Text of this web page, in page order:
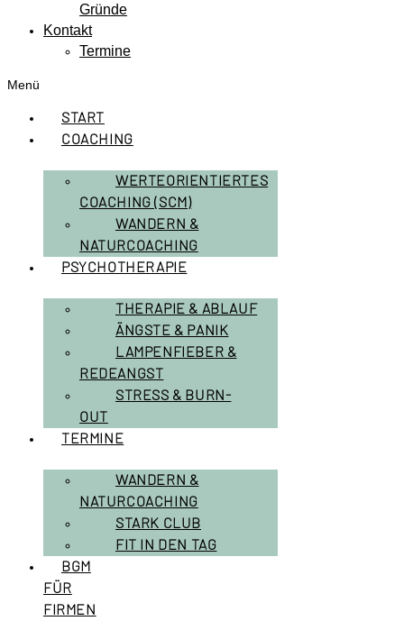
Gründe
Kontakt
Termine
Menü
START
COACHING
WERTEORIENTIERTES
COACHING (SCM)
WANDERN &
NATURCOACHING
PSYCHOTHERAPIE
THERAPIE & ABLAUF
ÄNGSTE & PANIK
LAMPENFIEBER &
REDEANGST
STRESS & BURN-
OUT
TERMINE
WANDERN &
NATURCOACHING
STARK CLUB
FIT IN DEN TAG
BGM
FÜR
FIRMEN